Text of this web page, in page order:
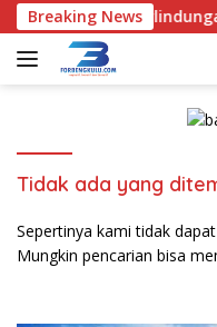
Langsung
ke
konten
Breaking NewsPerlindungan
Tidak ada yang
Sepertinya kami tidak
Mungkin pencarian bisa